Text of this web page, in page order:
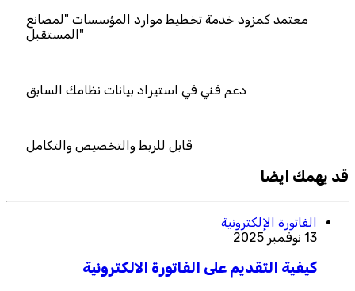
تخطيط موارد المؤسسات "لمصانع
فني في استيراد بيانات نظامك السابق
قابل للربط والتخصيص والتكامل
قد يهمك ايضا
الفاتورة الإلكترونية
13 نوفمبر 2025
كيفية التقديم على الفاتورة الالكترونية